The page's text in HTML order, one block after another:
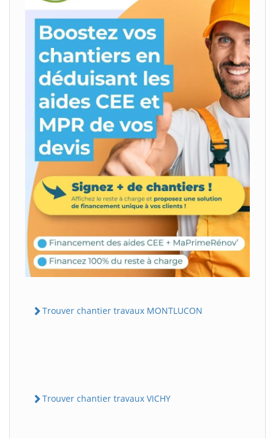
Trouver chantier travaux MONTLUCON
Trouver chantier travaux VICHY